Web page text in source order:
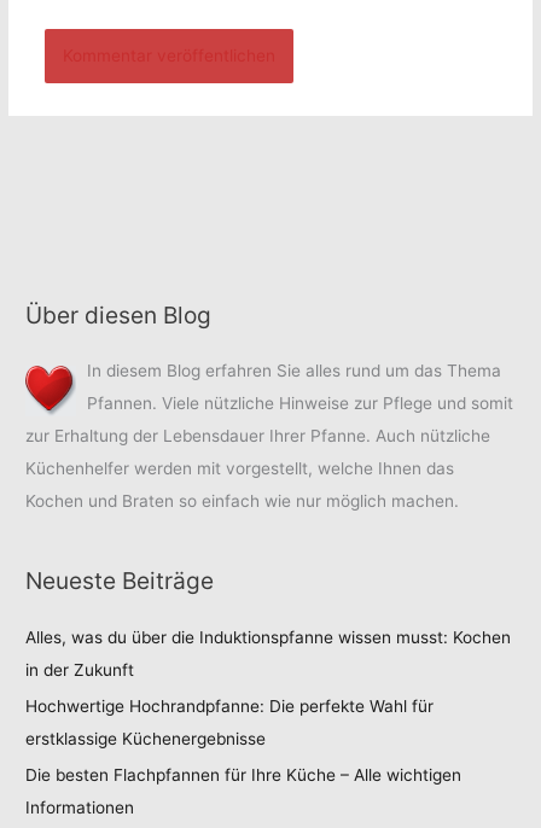
Über diesen Blog
In diesem Blog erfahren Sie alles rund um das Thema
Pfannen. Viele nützliche Hinweise zur Pflege und somit
zur Erhaltung der Lebensdauer Ihrer Pfanne. Auch nützliche
Küchenhelfer werden mit vorgestellt, welche Ihnen das
Kochen und Braten so einfach wie nur möglich machen.
Neueste Beiträge
Alles, was du über die Induktionspfanne wissen musst: Kochen
in der Zukunft
Hochwertige Hochrandpfanne: Die perfekte Wahl für
erstklassige Küchenergebnisse
Die besten Flachpfannen für Ihre Küche – Alle wichtigen
Informationen